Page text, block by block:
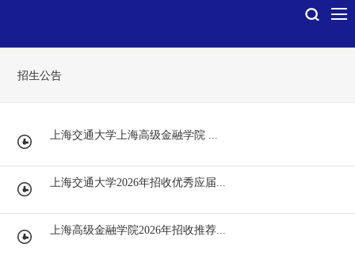
招生公告
上海交通大学上海高级金融学院 ...
上海交通大学2026年招收优秀应届...
上海高级金融学院2026年招收推荐...